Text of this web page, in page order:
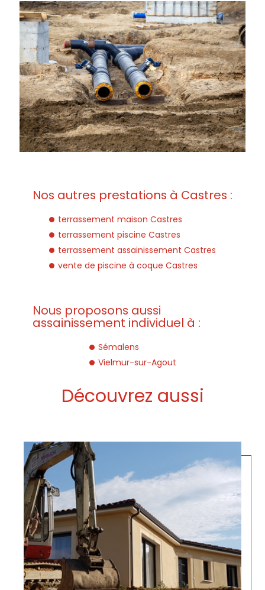
Nos autres prestations à Castres :
terrassement maison Castres
terrassement piscine Castres
terrassement assainissement Castres
vente de piscine à coque Castres
Nous proposons aussi
assainissement individuel à :
Sémalens
Vielmur-sur-Agout
Découvrez aussi